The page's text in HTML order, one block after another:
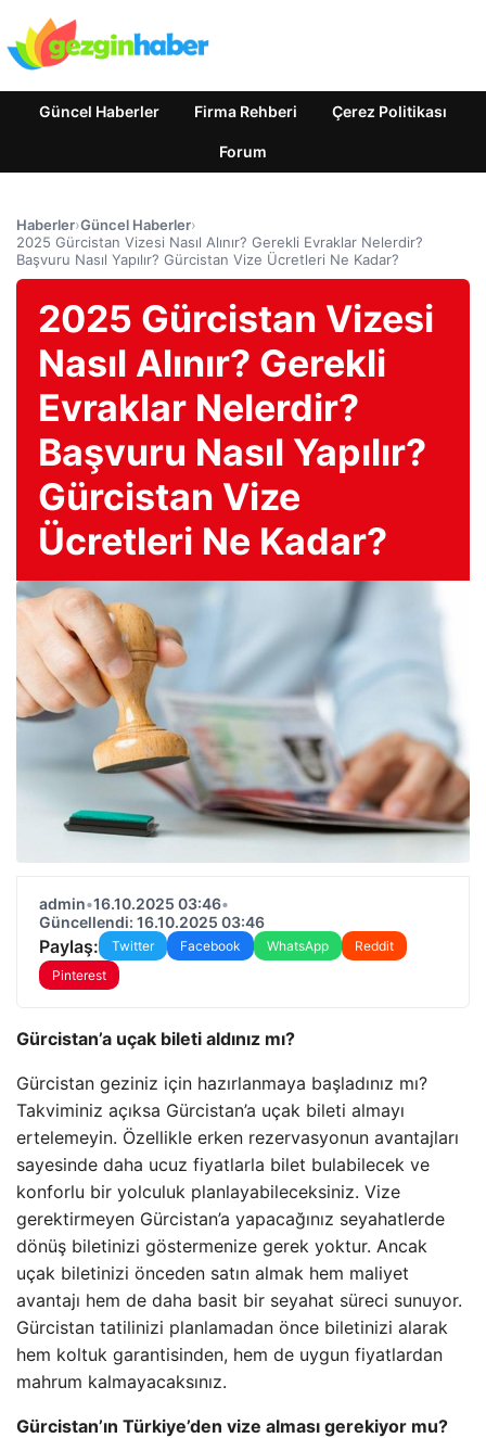
Güncel Haberler Firma Rehberi Çerez Politikası
Forum
Haberler›Güncel Haberler›
2025 Gürcistan Vizesi Nasıl Alınır? Gerekli Evraklar Nelerdir?
Başvuru Nasıl Yapılır? Gürcistan Vize Ücretleri Ne Kadar?
2025 Gürcistan Vizesi
Nasıl Alınır? Gerekli
Evraklar Nelerdir?
Başvuru Nasıl Yapılır?
Gürcistan Vize
Ücretleri Ne Kadar?
admin•16.10.2025 03:46•
Güncellendi: 16.10.2025 03:46
Paylaş: Twitter Facebook WhatsApp
Reddit
Pinterest
Gürcistan’a uçak bileti aldınız mı?
Gürcistan geziniz için hazırlanmaya başladınız mı?
Takviminiz açıksa Gürcistan’a uçak bileti almayı
ertelemeyin. Özellikle erken rezervasyonun avantajları
sayesinde daha ucuz fiyatlarla bilet bulabilecek ve
konforlu bir yolculuk planlayabileceksiniz. Vize
gerektirmeyen Gürcistan’a yapacağınız seyahatlerde
dönüş biletinizi göstermenize gerek yoktur. Ancak
uçak biletinizi önceden satın almak hem maliyet
avantajı hem de daha basit bir seyahat süreci sunuyor.
Gürcistan tatilinizi planlamadan önce biletinizi alarak
hem koltuk garantisinden, hem de uygun fiyatlardan
mahrum kalmayacaksınız.
Gürcistan’ın Türkiye’den vize alması gerekiyor mu?